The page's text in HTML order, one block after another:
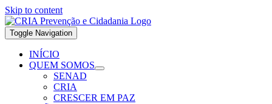
Skip to content
Toggle Navigation
INÍCIO
QUEM SOMOS
SENAD
CRIA
CRESCER EM PAZ